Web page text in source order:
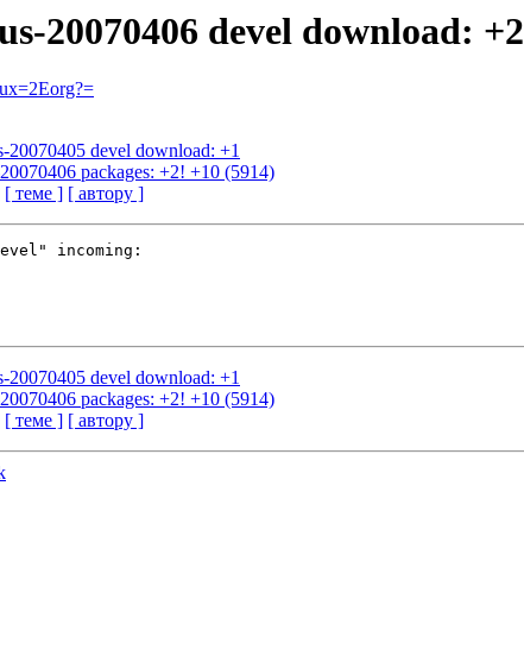
20070406 devel download: +2
20070405 devel download: +1
packages: +2! +10 (5914)
[ теме ] [ автору ]
incoming:
20070405 devel download: +1
packages: +2! +10 (5914)
[ теме ] [ автору ]